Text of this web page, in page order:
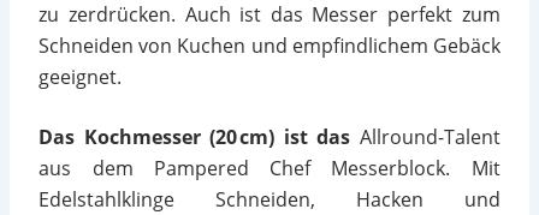
zu zerdrücken. Auch ist das Messer perfekt zum
Schneiden von Kuchen und empfindlichem Gebäck
geeignet.
Das Kochmesser (20 cm) ist das Allround-Talent
aus dem Pampered Chef Messerblock. Mit
Edelstahlklinge Schneiden, Hacken und